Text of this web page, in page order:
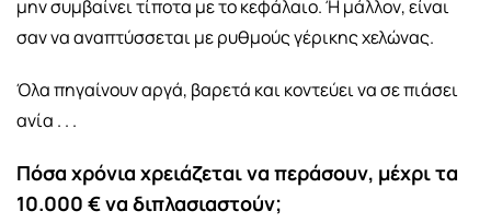
μην συμβαίνει τίποτα με το κεφάλαιο. Ή μάλλον, είναι
σαν να αναπτύσσεται με ρυθμούς γέρικης χελώνας.
Όλα πηγαίνουν αργά, βαρετά και κοντεύει να σε πιάσει
ανία . . .
Πόσα χρόνια χρειάζεται να περάσουν, μέχρι τα
10.000 € να διπλασιαστούν;